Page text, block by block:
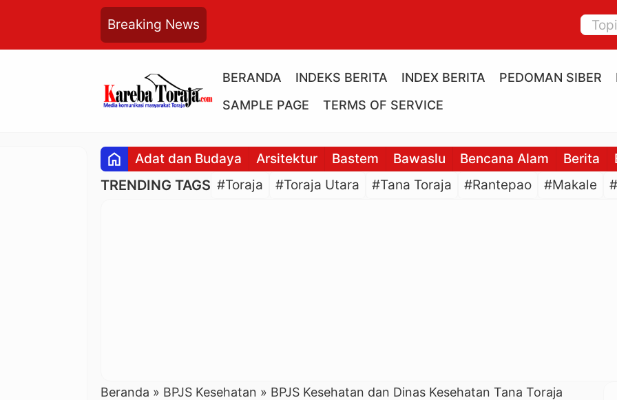
Breaking News
BERANDA INDEKS BERITA INDEX BERITA PEDOMAN SIBER
SAMPLE PAGE
TERMS OF SERVICE
home Adat dan Budaya Arsitektur Bastem Bawaslu Bencana Alam Berita
TRENDING TAGS #Toraja #Toraja Utara #Tana Toraja #Rantepao #Makale
Beranda » BPJS Kesehatan » BPJS Kesehatan dan Dinas Kesehatan Tana Toraja